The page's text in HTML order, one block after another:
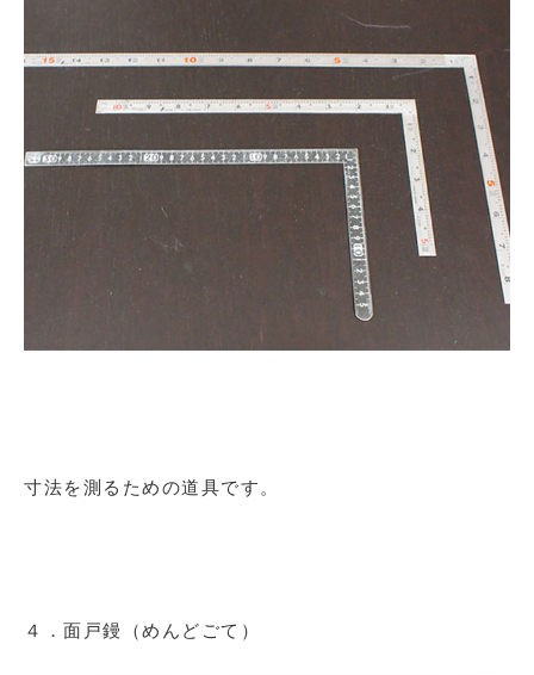
寸法を測るための道具です。
４．面戸鏝（めんどごて）